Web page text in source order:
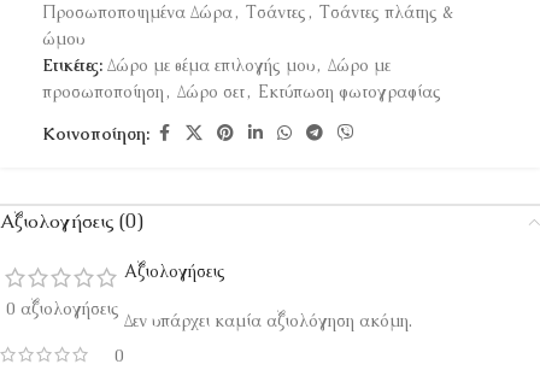
Προσωποποιημένα Δώρα, Τσάντες , Τσάντες πλάτης &
ώμου
Ετικέτες: Δώρο με θέμα επιλογής μου, Δώρο με
προσωποποίηση , Δώρο σετ, Εκτύπωση φωτογραφίας
Κοινοποίηση:
Αξιολογήσεις (0)
0 αξιολογήσεις
0
Αξιολογήσεις
Δεν υπάρχει καμία αξιολόγηση ακόμη.